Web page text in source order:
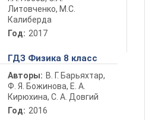
Литовченко, М.С.
Калиберда
Год: 2017
ГДЗ Физика 8 класс
Авторы: В. Г. Барьяхтар,
Ф. Я. Божинова, Е. А.
Кирюхина, С. А. Довгий
Год: 2016